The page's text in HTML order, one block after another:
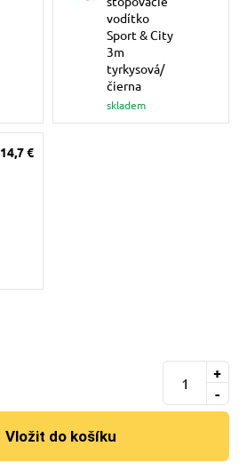
vodítko
Sport & City
3m
tyrkysová/
čierna
skladem
14,7 €
-
+
Vložit do košíku